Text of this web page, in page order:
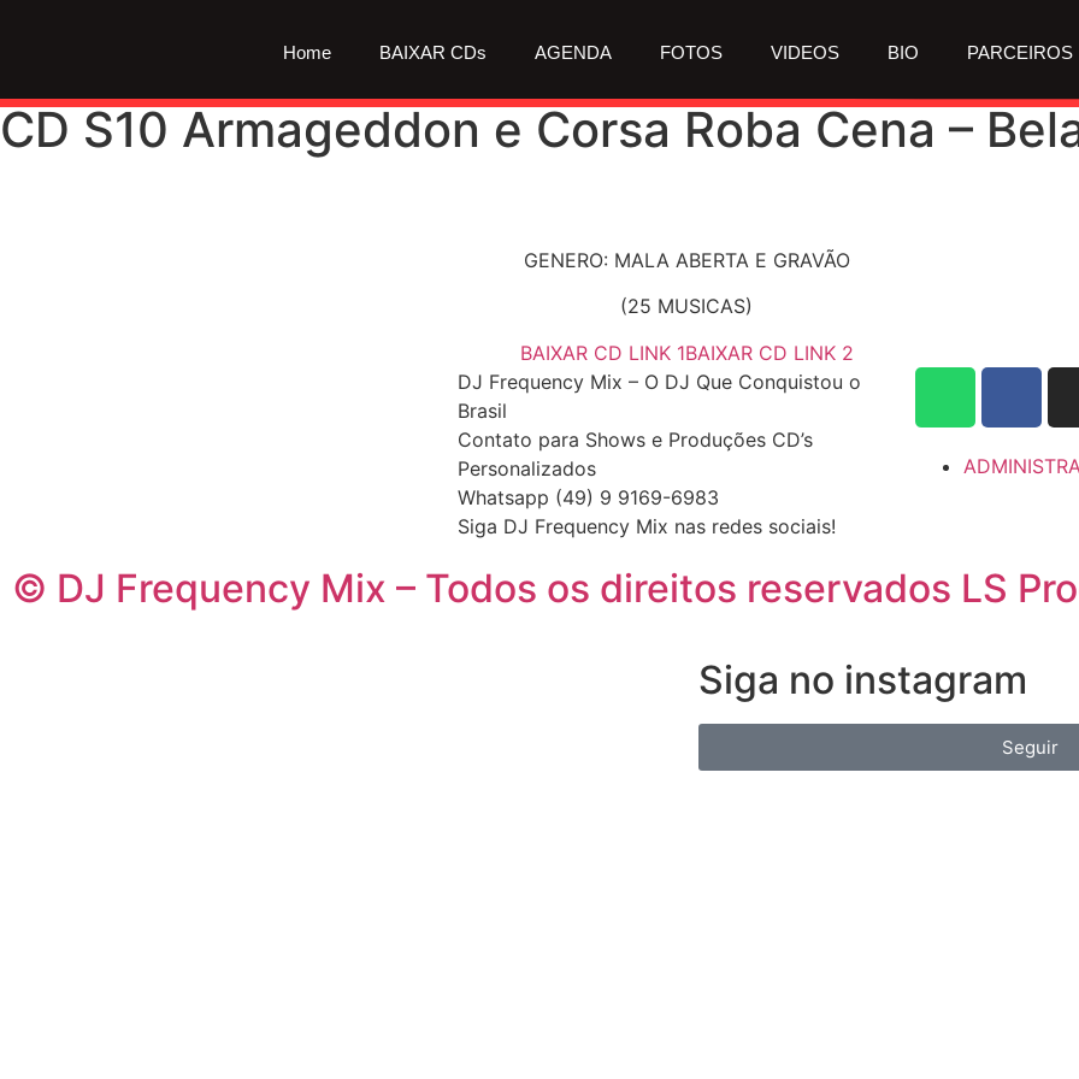
Home BAIXAR CDs AGENDA FOTOS VIDEOS BIO PARCEIROS
CD S10 Armageddon e Corsa Roba Cena –
GENERO: MALA ABERTA E GRAVÃO
(25 MUSICAS)
BAIXAR CD LINK 1BAIXAR CD LINK 2
DJ Frequency Mix – O DJ Que Conquistou o
Brasil
Contato para Shows e Produções CD’s
Personalizados
Whatsapp (49) 9 9169-6983
Siga DJ Frequency Mix nas redes sociais!
© DJ Frequency Mix – Todos os direitos reservados LS
Siga no instagram
Seguir